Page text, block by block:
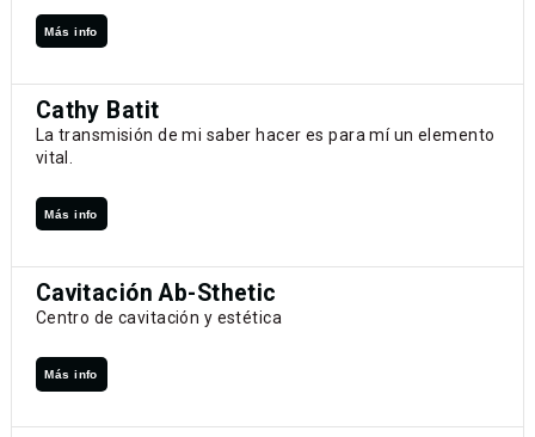
Más info
Cathy Batit
La transmisión de mi saber hacer es para mí un elemento
vital.
Más info
Cavitación Ab-Sthetic
Centro de cavitación y estética
Más info